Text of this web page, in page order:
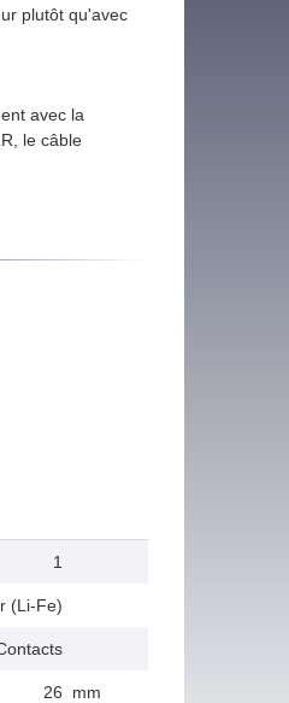
plutôt qu'avec
avec la
le câble
1
(Li-Fe)
26 mm